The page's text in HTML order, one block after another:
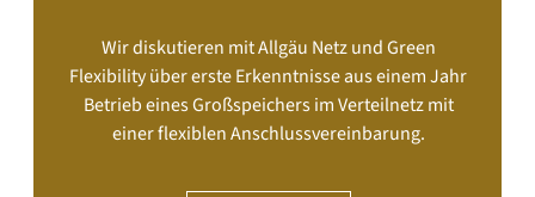
Wir diskutieren mit Allgäu Netz und Green
Flexibility über erste Erkenntnisse aus einem Jahr
Betrieb eines Großspeichers im Verteilnetz mit
einer flexiblen Anschlussvereinbarung.